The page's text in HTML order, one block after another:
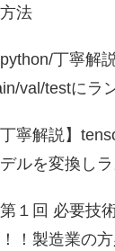
法
python/丁寧解
val/testにラ
丁寧解説】
ルを変換し
第１回 必要技
！製造業の